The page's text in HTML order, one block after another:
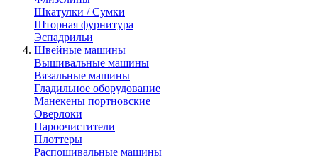
Шкатулки / Сумки
Шторная фурнитура
Эспадрильи
Швейные машины
Вышивальные машины
Вязальные машины
Гладильное оборудование
Манекены портновские
Оверлоки
Пароочистители
Плоттеры
Распошивальные машины